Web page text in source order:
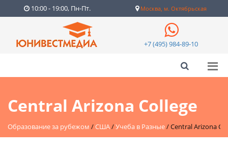
10:00 - 19:00, Пн-Пт. Москва, м. Октябрьская
+7 (495) 984-89-10
Central Arizona College
Образование за рубежом /США/Учеба в Разные/Central Arizona